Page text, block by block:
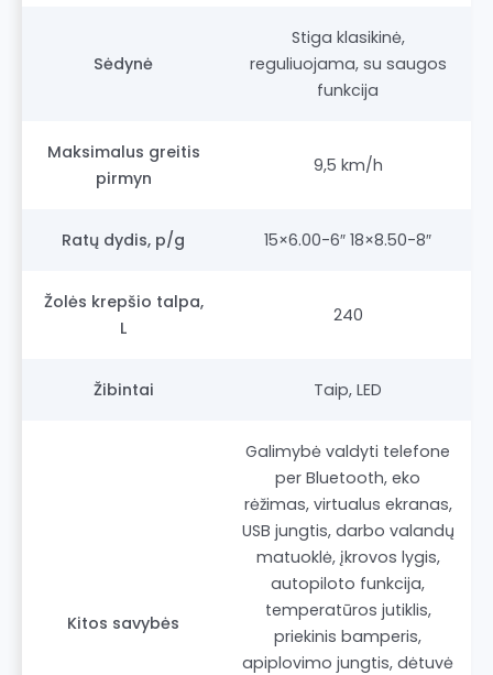
Sėdynė
Stiga klasikinė,
reguliuojama, su saugos
funkcija
Maksimalus greitis
pirmyn
9,5 km/h
Ratų dydis, p/g 15×6.00-6″ 18×8.50-8″
Žolės krepšio talpa,
L
240
Žibintai Taip, LED
Kitos savybės
Galimybė valdyti telefone
per Bluetooth, eko
rėžimas, virtualus ekranas,
USB jungtis, darbo valandų
matuoklė, įkrovos lygis,
autopiloto funkcija,
temperatūros jutiklis,
priekinis bamperis,
apiplovimo jungtis, dėtuvė